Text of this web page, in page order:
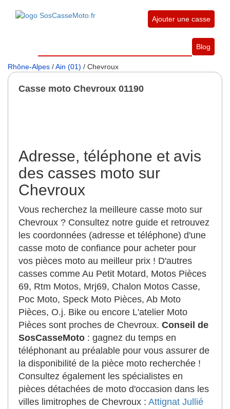
Ajouter une casse
Blog
Rhône-Alpes /Ain (01) / Chevroux
Casse moto Chevroux 01190
Adresse, téléphone et avis
des casses moto sur
Chevroux
Vous recherchez la meilleure casse moto sur
Chevroux ? Consultez notre guide et retrouvez
les coordonnées (adresse et téléphone) d'une
casse moto de confiance pour acheter pour
vos pièces moto au meilleur prix ! D'autres
casses comme Au Petit Motard, Motos Pièces
69, Rtm Motos, Mrj69, Chalon Motos Casse,
Poc Moto, Speck Moto Pièces, Ab Moto
Pièces, O.j. Bike ou encore L'atelier Moto
Pièces sont proches de Chevroux. Conseil de
SosCasseMoto : gagnez du temps en
téléphonant au préalable pour vous assurer de
la disponibilité de la pièce moto recherchée !
Consultez également les spécialistes en
pièces détachées de moto d'occasion dans les
villes limitrophes de Chevroux : Attignat Jullié